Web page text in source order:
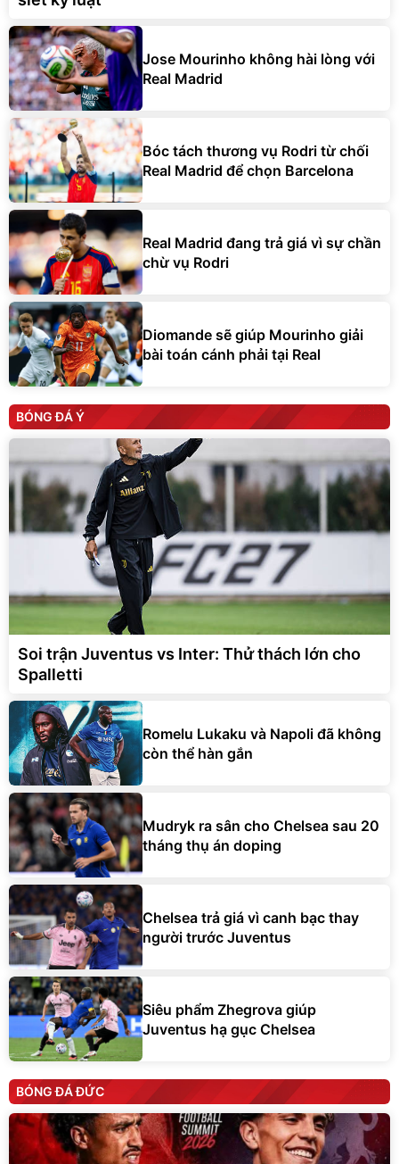
Jose Mourinho không hài lòng với
Real Madrid
Bóc tách thương vụ Rodri từ chối
Real Madrid để chọn Barcelona
Real Madrid đang trả giá vì sự chần
chừ vụ Rodri
Diomande sẽ giúp Mourinho giải
bài toán cánh phải tại Real
BÓNG ĐÁ Ý
Soi trận Juventus vs Inter: Thử thách lớn cho
Spalletti
Romelu Lukaku và Napoli đã không
còn thể hàn gắn
Mudryk ra sân cho Chelsea sau 20
tháng thụ án doping
Chelsea trả giá vì canh bạc thay
người trước Juventus
Siêu phẩm Zhegrova giúp
Juventus hạ gục Chelsea
BÓNG ĐÁ ĐỨC